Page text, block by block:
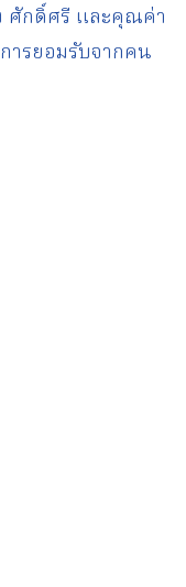
ศักดิ์ศรี และคุณค่า
ารยอมรับจากคน